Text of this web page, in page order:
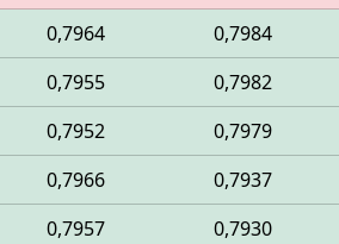
0,7964 0,7984
0,7955 0,7982
0,7952 0,7979
0,7966 0,7937
0,7957 0,7930